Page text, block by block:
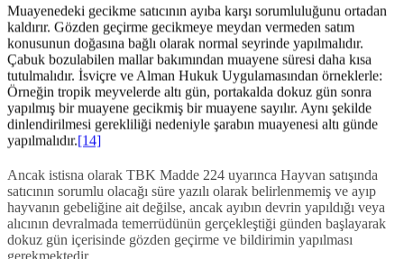
Muayenedeki gecikme satıcının ayıba karşı sorumluluğunu ortadan
kaldırır. Gözden geçirme gecikmeye meydan vermeden satım
konusunun doğasına bağlı olarak normal seyrinde yapılmalıdır.
Çabuk bozulabilen mallar bakımından muayene süresi daha kısa
tutulmalıdır. İsviçre ve Alman Hukuk Uygulamasından örneklerle:
Örneğin tropik meyvelerde altı gün, portakalda dokuz gün sonra
yapılmış bir muayene gecikmiş bir muayene sayılır. Aynı şekilde
dinlendirilmesi gerekliliği nedeniyle şarabın muayenesi altı günde
yapılmalıdır.[14]
Ancak istisna olarak TBK Madde 224 uyarınca Hayvan satışında
satıcının sorumlu olacağı süre yazılı olarak belirlenmemiş ve ayıp
hayvanın gebeliğine ait değilse, ancak ayıbın devrin yapıldığı veya
alıcının devralmada temerrüdünün gerçekleştiği günden başlayarak
dokuz gün içerisinde gözden geçirme ve bildirimin yapılması
gerekmektedir.